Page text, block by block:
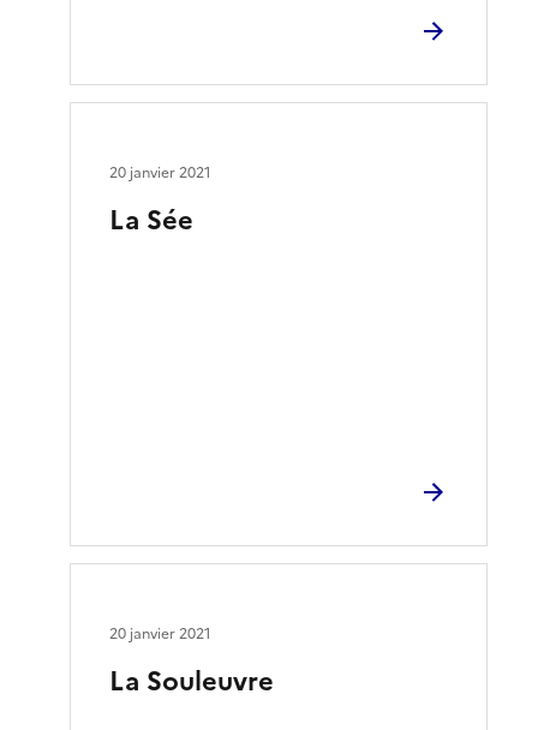
La Sée
20 janvier 2021
La Souleuvre
20 janvier 2021